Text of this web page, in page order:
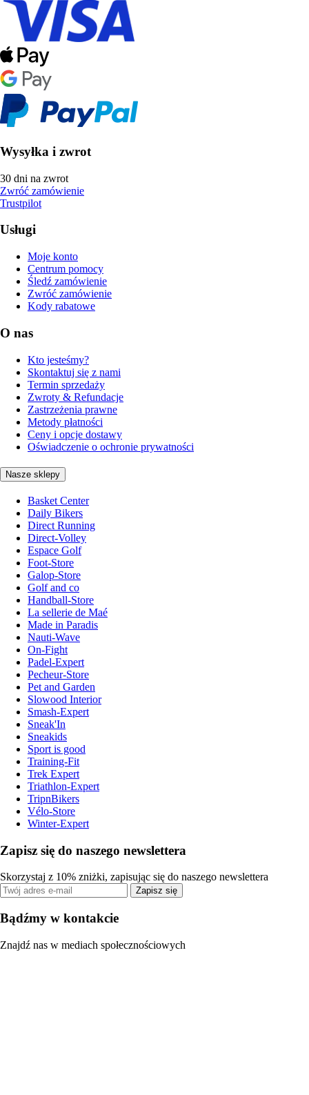
Wysyłka i zwrot
30 dni na zwrot
Zwróć zamówienie
Trustpilot
Usługi
Moje konto
Centrum pomocy
Śledź zamówienie
Zwróć zamówienie
Kody rabatowe
O nas
Kto jesteśmy?
Skontaktuj się z nami
Termin sprzedaży
Zwroty & Refundacje
Zastrzeżenia prawne
Metody płatności
Ceny i opcje dostawy
Oświadczenie o ochronie prywatności
Nasze sklepy
Basket Center
Daily Bikers
Direct Running
Direct-Volley
Espace Golf
Foot-Store
Galop-Store
Golf and co
Handball-Store
La sellerie de Maé
Made in Paradis
Nauti-Wave
On-Fight
Padel-Expert
Pecheur-Store
Pet and Garden
Slowood Interior
Smash-Expert
Sneak'In
Sneakids
Sport is good
Training-Fit
Trek Expert
Triathlon-Expert
TripnBikers
Vélo-Store
Winter-Expert
Zapisz się do naszego newslettera
Skorzystaj z 10% zniżki, zapisując się do naszego newslettera
Zapisz się
Bądźmy w kontakcie
Znajdź nas w mediach społecznościowych